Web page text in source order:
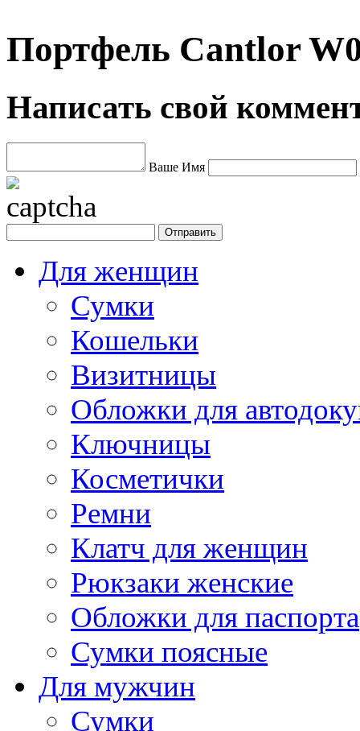
Портфель Cantlor
Написать свой
Ваше Имя
Для женщин
Сумки
Кошельки
Визитницы
Обложки для
Ключницы
Косметички
Ремни
Клатч для женщин
Рюкзаки женские
Обложки для паспорта
Сумки поясные
Для мужчин
Сумки